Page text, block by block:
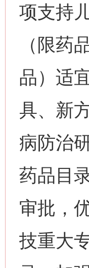
项支持
（限药
品）适
具、新
病防治
药品目
审批，
技重大